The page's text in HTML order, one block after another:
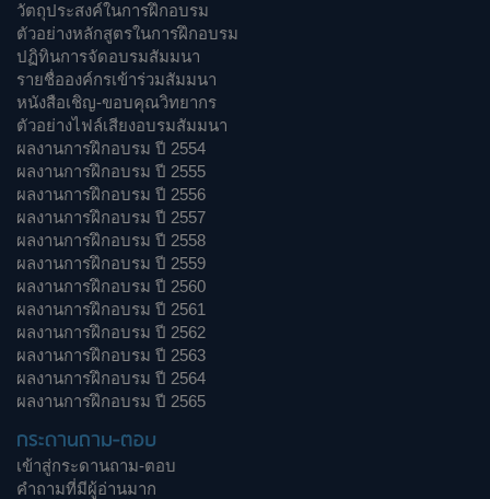
วัตถุประสงค์ในการฝึกอบรม
ตัวอย่างหลักสูตรในการฝึกอบรม
ปฏิทินการจัดอบรมสัมมนา
รายชื่อองค์กรเข้าร่วมสัมมนา
หนังสือเชิญ-ขอบคุณวิทยากร
ตัวอย่างไฟล์เสียงอบรมสัมมนา
ผลงานการฝึกอบรม ปี 2554
ผลงานการฝึกอบรม ปี 2555
ผลงานการฝึกอบรม ปี 2556
ผลงานการฝึกอบรม ปี 2557
ผลงานการฝึกอบรม ปี 2558
ผลงานการฝึกอบรม ปี 2559
ผลงานการฝึกอบรม ปี 2560
ผลงานการฝึกอบรม ปี 2561
ผลงานการฝึกอบรม ปี 2562
ผลงานการฝึกอบรม ปี 2563
ผลงานการฝึกอบรม ปี 2564
ผลงานการฝึกอบรม ปี 2565
กระดานถาม-ตอบ
เข้าสู่กระดานถาม-ตอบ
คำถามที่มีผู้อ่านมาก